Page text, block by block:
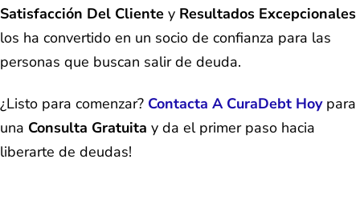
Satisfacción Del Cliente y Resultados Excepcionales
los ha convertido en un socio de confianza para las
personas que buscan salir de deuda.
¿Listo para comenzar? Contacta A CuraDebt Hoypara
una Consulta Gratuita y da el primer paso hacia
liberarte de deudas!